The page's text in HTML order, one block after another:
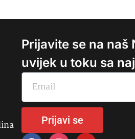
Prijavite se na naš
uvijek u toku sa
Prijavi se